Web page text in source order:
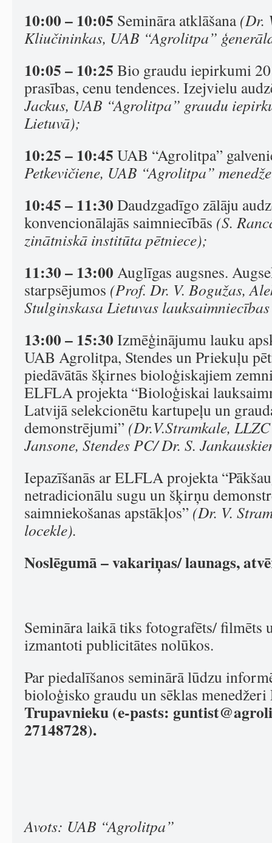
10:00 – 10:05 Semināra atklāšana(Dr.
Kliučininkas, UAB “Agrolitpa”
10:05 – 10:25 Bio graudu iepirkumi
prasības, cenu tendences. Izejvielu
Jackus, UAB “Agrolitpa” graudu
Lietuvā);
10:25 – 10:45 UAB “Agrolitpa”
Petkevičiene, UAB “Agrolitpa”
10:45 – 11:30 Daudzgadīgo zālāju
konvencionālajās saimniecībās (S.
zinātniskā institūta pētniece);
11:30 – 13:00 Auglīgas augsnes.
starpsējumos (Prof. Dr. V. Bogužas,
Stulginskasa Lietuvas
13:00 – 15:30 Izmēģinājumu lauku
UAB Agrolitpa, Stendes un Priekuļu
piedāvātās šķirnes bioloģiskajiem
ELFLA projekta “Bioloģiskai
Latvijā selekcionētu kartupeļu un
demonstrējumi” (Dr.V.Stramkale,
Jansone, Stendes PC/ Dr. S.
Iepazīšanās ar ELFLA projekta
netradicionālu sugu un šķirņu
saimniekošanas apstākļos” (Dr. V.
locekle).
Noslēgumā – vakariņas/ launags,
Semināra laikā tiks fotografēts/ filmēts
izmantoti publicitātes nolūkos.
Par piedalīšanos seminārā lūdzu
bioloģisko graudu un sēklas
Trupavnieku (e-pasts:
27148728).
Avots: UAB “Agrolitpa”